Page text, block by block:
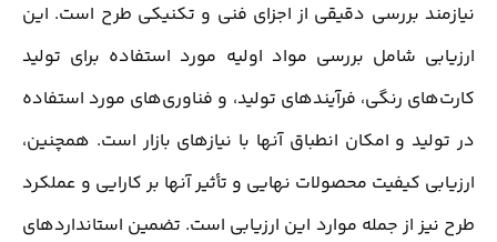
نیازمند بررسی دقیقی از اجزای فنی و تکنیکی طرح است. این
ارزیابی شامل بررسی مواد اولیه مورد استفاده برای تولید
کارت‌های رنگی، فرآیندهای تولید، و فناوری‌های مورد استفاده
در تولید و امکان انطباق آنها با نیازهای بازار است. همچنین،
ارزیابی کیفیت محصولات نهایی و تأثیر آنها بر کارایی و عملکرد
طرح نیز از جمله موارد این ارزیابی است. تضمین استانداردهای